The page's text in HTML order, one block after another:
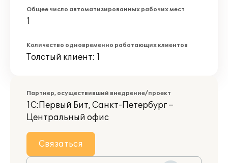
Общее число автоматизированных рабочих мест
1
Количество одновременно работающих клиентов
Толстый клиент: 1
Партнер, осуществивший внедрение/проект
1С:Первый Бит, Санкт-Петербург –
Центральный офис
Связаться